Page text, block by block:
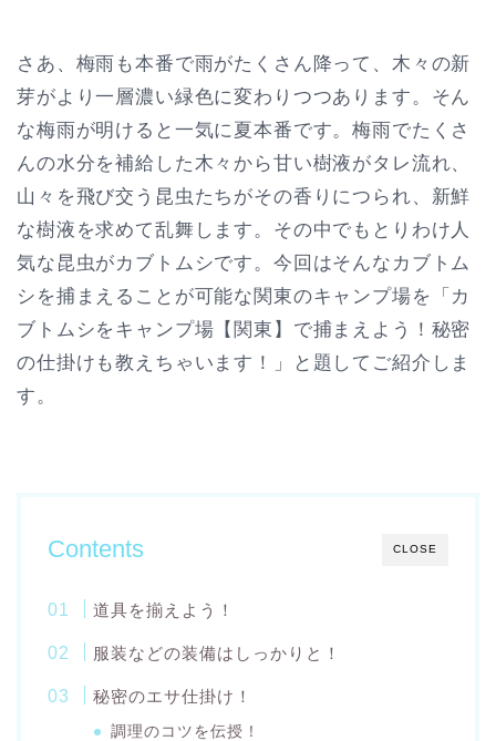
さあ、梅雨も本番で雨がたくさん降って、木々の新
芽がより一層濃い緑色に変わりつつあります。そん
な梅雨が明けると一気に夏本番です。梅雨でたくさ
んの水分を補給した木々から甘い樹液がタレ流れ、
山々を飛び交う昆虫たちがその香りにつられ、新鮮
な樹液を求めて乱舞します。その中でもとりわけ人
気な昆虫がカブトムシです。今回はそんなカブトム
シを捕まえることが可能な関東のキャンプ場を「カ
ブトムシをキャンプ場【関東】で捕まえよう！秘密
の仕掛けも教えちゃいます！」と題してご紹介しま
す。
CLOSE
Contents
道具を揃えよう！
服装などの装備はしっかりと！
秘密のエサ仕掛け！
調理のコツを伝授！